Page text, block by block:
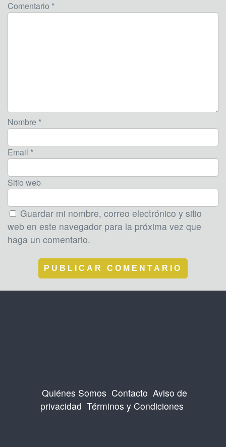
Comentario *
Nombre *
Email *
Sitio web
Guardar mi nombre, correo electrónico y sitio
web en este navegador para la próxima vez que
haga un comentario.
Quiénes Somos Contacto Aviso de
privacidad Términos y Condiciones